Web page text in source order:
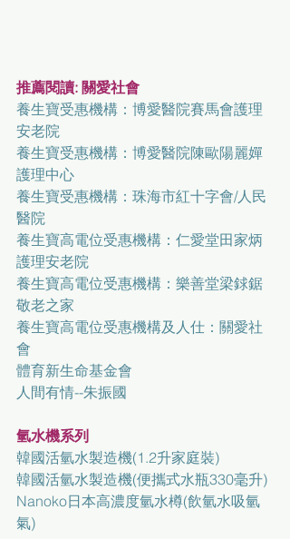
推薦閱讀: 關愛社會
養生寶受惠機構：博愛醫院賽馬會護理
安老院
養生寶受惠機構：博愛醫院陳歐陽麗嬋
護理中心
養生寶受惠機構：珠海市紅十字會/人民
醫院
養生寶高電位受惠機構：仁愛堂田家炳
護理安老院
養生寶高電位受惠機構：樂善堂梁銶鋸
敬老之家
養生寶高電位受惠機構及人仕：關愛社
會
體育新生命基金會
人間有情--朱振國
氫水機系列
韓國活氫水製造機(1.2升家庭裝)
韓國活氫水製造機(便攜式水瓶330毫升)
Nanoko日本高濃度氫水樽(飲氫水吸氫
氣)